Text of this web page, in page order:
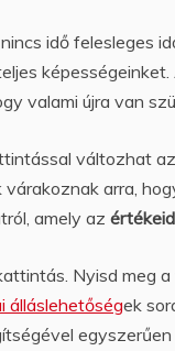
idő felesleges
képességeinket.
valami újra van
változhat
várakoznak arra,
amely az
Nyisd meg
álláslehetőségek